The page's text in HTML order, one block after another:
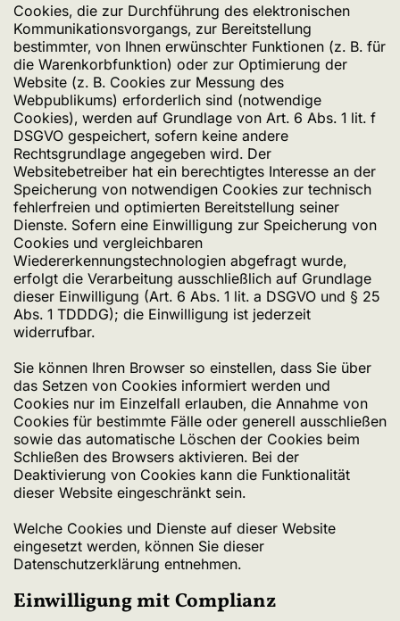
Cookies, die zur Durchführung des elektronischen
Kommunikationsvorgangs, zur Bereitstellung
bestimmter, von Ihnen erwünschter Funktionen (z. B. für
die Warenkorbfunktion) oder zur Optimierung der
Website (z. B. Cookies zur Messung des
Webpublikums) erforderlich sind (notwendige
Cookies), werden auf Grundlage von Art. 6 Abs. 1 lit. f
DSGVO gespeichert, sofern keine andere
Rechtsgrundlage angegeben wird. Der
Websitebetreiber hat ein berechtigtes Interesse an der
Speicherung von notwendigen Cookies zur technisch
fehlerfreien und optimierten Bereitstellung seiner
Dienste. Sofern eine Einwilligung zur Speicherung von
Cookies und vergleichbaren
Wiedererkennungstechnologien abgefragt wurde,
erfolgt die Verarbeitung ausschließlich auf Grundlage
dieser Einwilligung (Art. 6 Abs. 1 lit. a DSGVO und § 25
Abs. 1 TDDDG); die Einwilligung ist jederzeit
widerrufbar.
Sie können Ihren Browser so einstellen, dass Sie über
das Setzen von Cookies informiert werden und
Cookies nur im Einzelfall erlauben, die Annahme von
Cookies für bestimmte Fälle oder generell ausschließen
sowie das automatische Löschen der Cookies beim
Schließen des Browsers aktivieren. Bei der
Deaktivierung von Cookies kann die Funktionalität
dieser Website eingeschränkt sein.
Welche Cookies und Dienste auf dieser Website
eingesetzt werden, können Sie dieser
Datenschutzerklärung entnehmen.
Einwilligung mit Complianz